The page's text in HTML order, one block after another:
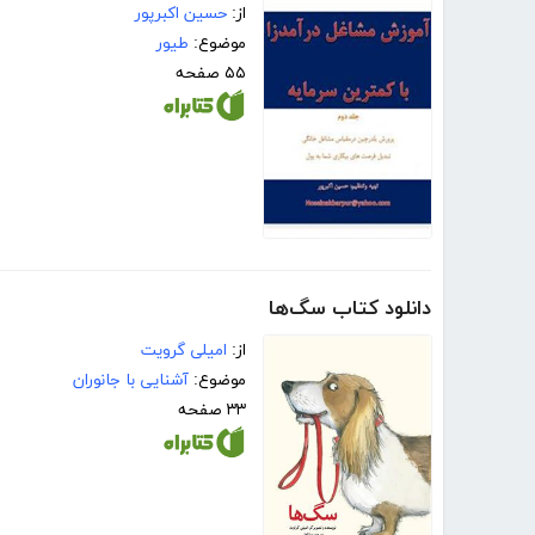
از: حسین اکبرپور
موضوع: طیور
۵۵ صفحه
دانلود کتاب سگ‌ها
از: امیلی گرویت
موضوع: آشنایی با جانوران
۳۳ صفحه